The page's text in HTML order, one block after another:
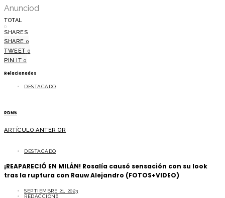
Anunciod
TOTAL
0
SHARES
SHARE 0
TWEET 0
PIN IT 0
Relacionados
DESTACADO
RDN5
ARTÍCULO ANTERIOR
DESTACADO
¡REAPARECIÓ EN MILÁN! Rosalía causó sensación con su look
tras la ruptura con Rauw Alejandro (FOTOS+VIDEO)
SEPTIEMBRE 21, 2023
REDACCION6